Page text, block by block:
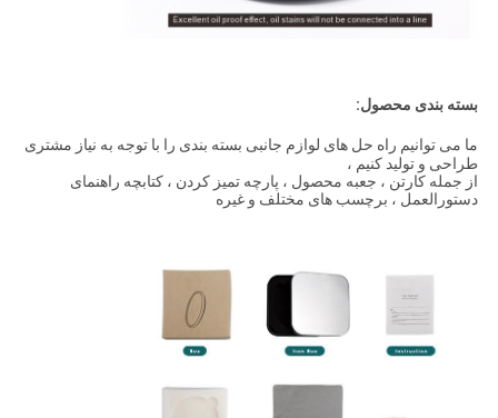
بسته بندی محصول:
ما می توانیم راه حل های لوازم جانبی بسته بندی را با توجه به نیاز مشتری
طراحی و تولید کنیم ،
از جمله کارتن ، جعبه محصول ، پارچه تمیز کردن ، کتابچه راهنمای
دستورالعمل ، برچسب های مختلف و غیره